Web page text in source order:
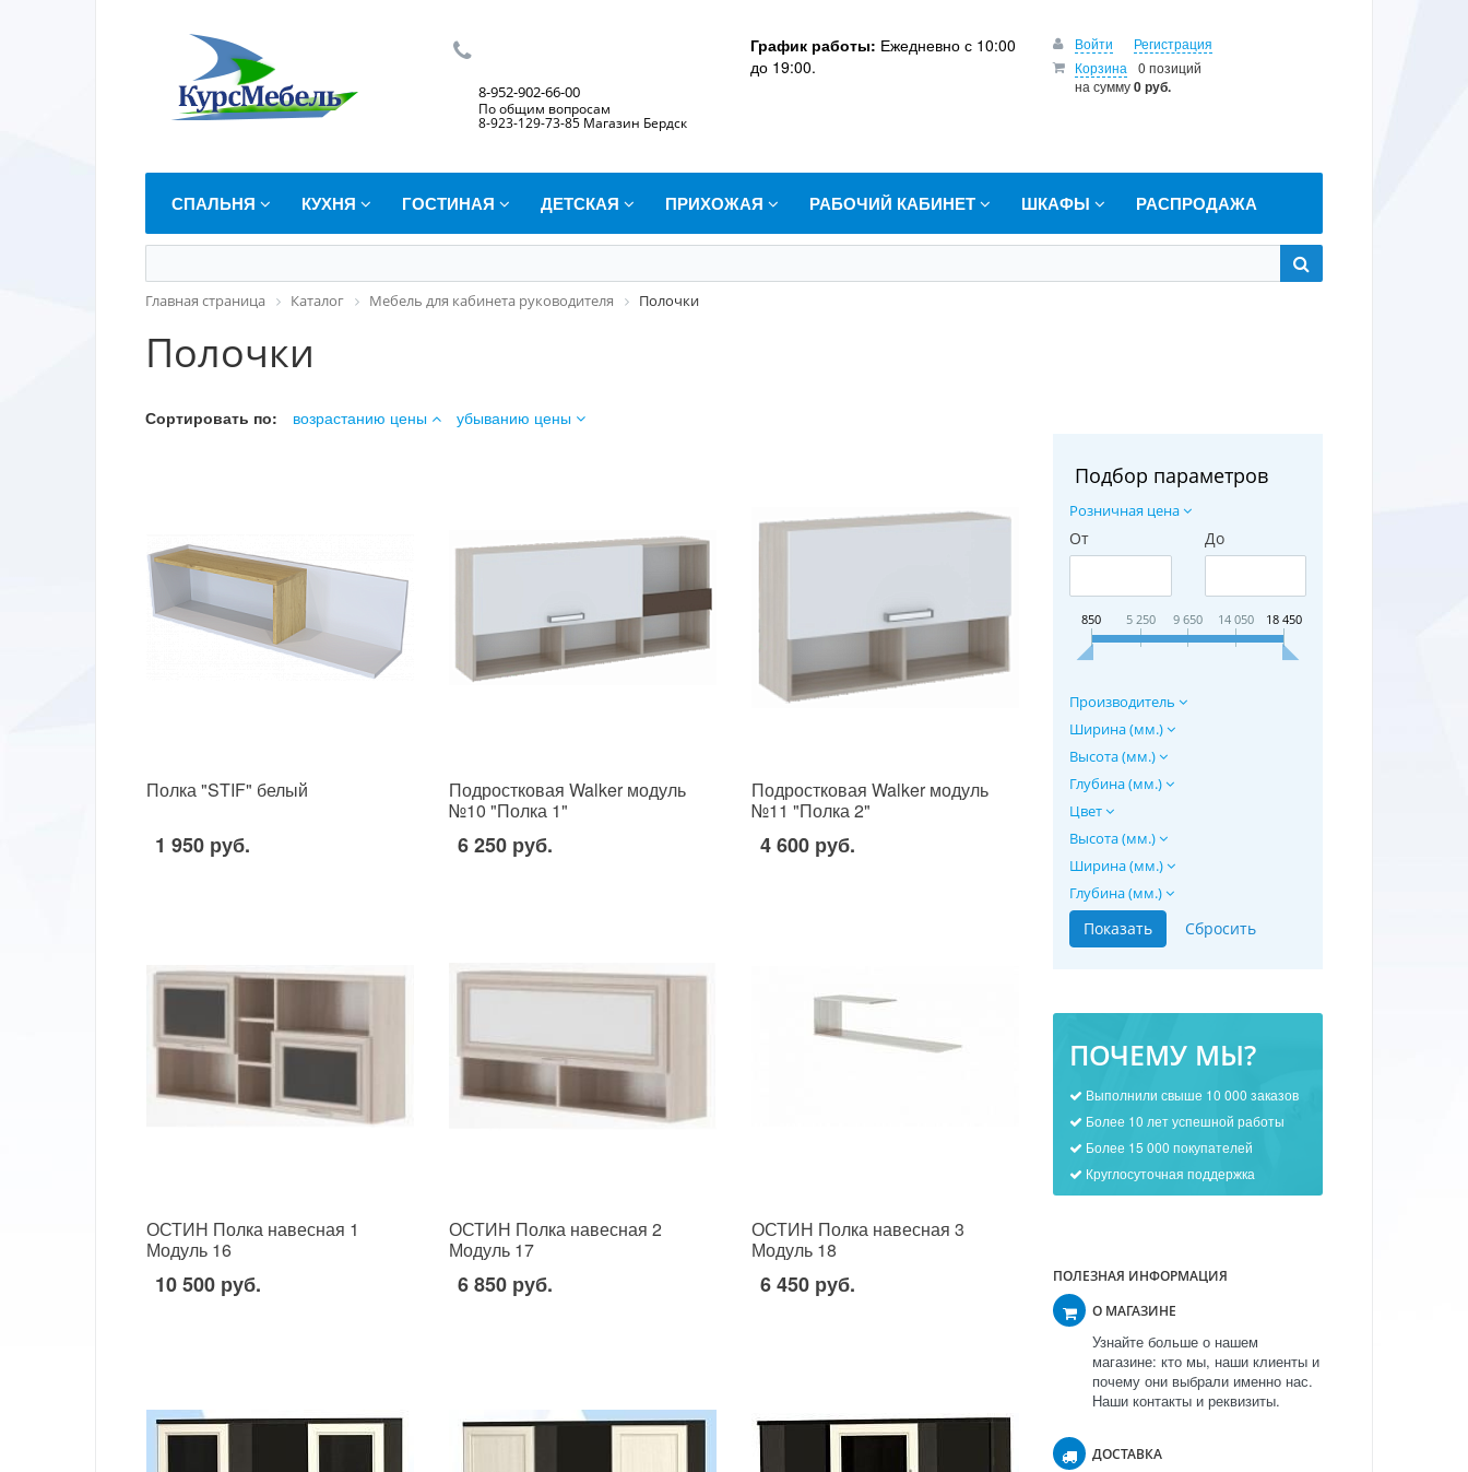
8-952-902-66-00
По общим вопросам
8-923-129-73-85 Магазин Бердск
График работы: Ежедневно с 10:00
до 19:00.
Войти
Регистрация
Корзина
0 позиций
на сумму0 руб.
СПАЛЬНЯ КУХНЯ ГОСТИНАЯ ДЕТСКАЯ ПРИХОЖАЯ РАБОЧИЙ КАБИНЕТ ШКАФЫ РАСПРОДАЖА
Главная страница Каталог Мебель для кабинета руководителя Полочки
Полочки
Сортировать по: возрастанию цены убыванию цены
Подбор параметров
Розничная цена
От До
850 5 250 9 650 14 050 18 450
Производитель
Ширина (мм.)
Высота (мм.)
Глубина (мм.)
Цвет
Высота (мм.)
Ширина (мм.)
Глубина (мм.)
ПОЧЕМУ МЫ?
Выполнили свыше 10 000 заказов
Более 10 лет успешной работы
Более 15 000 покупателей
Круглосуточная поддержка
ПОЛЕЗНАЯ ИНФОРМАЦИЯ
О МАГАЗИНЕ
Узнайте больше о нашем
магазине: кто мы, наши клиенты и
почему они выбрали именно нас.
Наши контакты и реквизиты.
ДОСТАВКА
Полка "STIF" белый
1 950 руб.
Подростковая Walker модуль
№10 "Полка 1"
6 250 руб.
Подростковая Walker модуль
№11 "Полка 2"
4 600 руб.
ОСТИН Полка навесная 1
Модуль 16
10 500 руб.
ОСТИН Полка навесная 2
Модуль 17
6 850 руб.
ОСТИН Полка навесная 3
Модуль 18
6 450 руб.